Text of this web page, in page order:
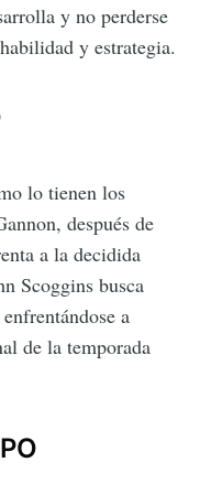
y no perderse
y estrategia.
lo tienen los
después de
a la decidida
Scoggins busca
a
de la temporada